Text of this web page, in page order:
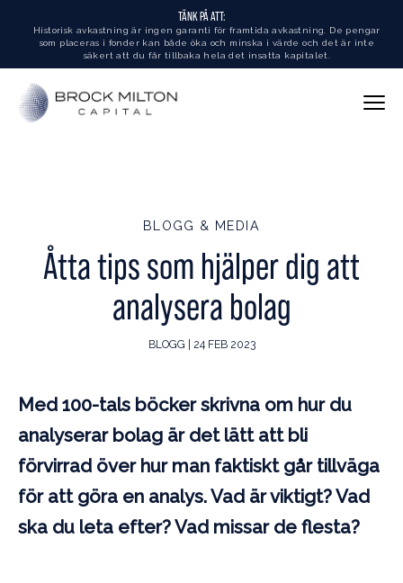
TÄNK PÅ ATT:
Historisk avkastning är ingen garanti för framtida avkastning. De pengar
som placeras i fonder kan både öka och minska i värde och det är inte
säkert att du får tillbaka hela det insatta kapitalet.
BLOGG & MEDIA
Åtta tips som hjälper dig att
analysera bolag
BLOGG | 24 FEB 2023
Med 100-tals böcker skrivna om hur du
analyserar bolag är det lätt att bli
förvirrad över hur man faktiskt går tillväga
för att göra en analys. Vad är viktigt? Vad
ska du leta efter? Vad missar de flesta?